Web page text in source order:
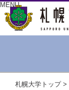
MENU
札幌大学トップ>